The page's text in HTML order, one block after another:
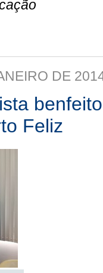
DE
Feliz